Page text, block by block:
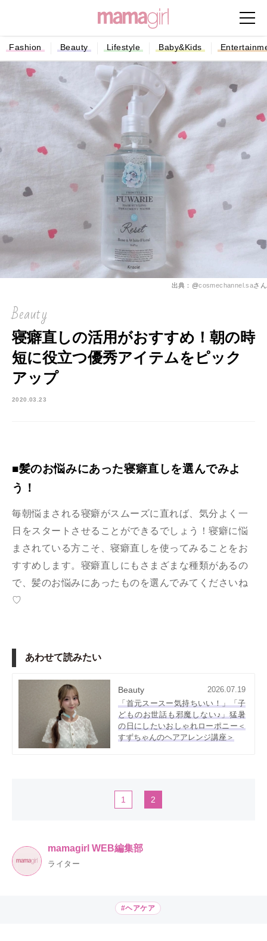
Fashion Beauty Lifestyle Baby&Kids
出典：@cosmechannel.saさん
Beauty
寝癖直しの活用がおすすめ！朝の時
短に役立つ優秀アイテムをピック
アップ
2020.03.23
■髪のお悩みにあった寝癖直しを選んでみよ
う！
毎朝悩まされる寝癖がスムーズに直れば、気分よく一
日をスタートさせることができるでしょう！寝癖に悩
まされている方こそ、寝癖直しを使ってみることをお
すすめします。寝癖直しにもさまざまな種類があるの
で、髪のお悩みにあったものを選んでみてくださいね
♡
あわせて読みたい
Beauty
2026.07.19
「首元スースー気持ちいい！」「子
どものお世話も邪魔しない♪」猛暑
の日にしたいおしゃれローポニー＜
すずちゃんのヘアアレンジ講座＞
1 2
mamagirl WEB編集部
ライター
#ヘアケア